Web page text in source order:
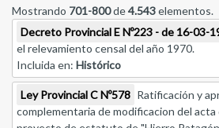
Mostrando 701-800de4.543elementos.
Decreto Provincial E Nº223 - de 16-03-
el relevamiento censal del año 1970.
Incluida en: Histórico
Ley Provincial C Nº578 Ratificación y
complementaria de modificacion del